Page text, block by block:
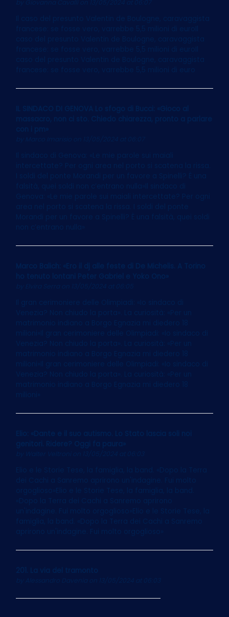
on 13/05/2024 at 06:07
Il caso del presunto Valentin de Boulogne, caravaggista
francese: se fosse vero, varrebbe 5,5 milioni di euroIl
caso del presunto Valentin de Boulogne, caravaggista
francese: se fosse vero, varrebbe 5,5 milioni di euroIl
caso del presunto Valentin de Boulogne, caravaggista
francese: se fosse vero, varrebbe 5,5 milioni di euro
IL SINDACO DI GENOVA Lo sfogo di Bucci: «Gioco al
massacro, non ci sto. Chiedo chiarezza, pronto a parlare
con i pm»
Marco Imarisio on 13/05/2024 at 06:07
Il sindaco di Genova: «Le mie parole sui maiali
intercettate? Per ogni area nel porto si scatena la rissa.
I soldi del ponte Morandi per un favore a Spinelli? È una
falsità, quei soldi non c’entrano nulla»Il sindaco di
Genova: «Le mie parole sui maiali intercettate? Per ogni
area nel porto si scatena la rissa. I soldi del ponte
Morandi per un favore a Spinelli? È una falsità, quei soldi
non c’entrano nulla»
Marco Balich: «Ero il dj alle feste di De Michelis. A Torino
ho tenuto lontani Peter Gabriel e Yoko Ono»
on 13/05/2024 at 06:05
Il gran cerimoniere delle Olimpiadi: «Io sindaco di
Venezia? Non chiudo la porta». La curiosità: «Per un
matrimonio indiano a Borgo Egnazia mi diedero 18
milioni»Il gran cerimoniere delle Olimpiadi: «Io sindaco di
Venezia? Non chiudo la porta». La curiosità: «Per un
matrimonio indiano a Borgo Egnazia mi diedero 18
milioni»Il gran cerimoniere delle Olimpiadi: «Io sindaco di
Venezia? Non chiudo la porta». La curiosità: «Per un
matrimonio indiano a Borgo Egnazia mi diedero 18
Elio: «Dante e il suo autismo. Lo Stato lascia soli noi
genitori. Ridere? Oggi fa paura»
Walter Veltroni on 13/05/2024 at 06:03
Elio e le Storie Tese, la famiglia, la band. «Dopo la Terra
dei Cachi a Sanremo aprirono un'indagine. Fui molto
orgoglioso»Elio e le Storie Tese, la famiglia, la band.
«Dopo la Terra dei Cachi a Sanremo aprirono
un'indagine. Fui molto orgoglioso»Elio e le Storie Tese, la
famiglia, la band. «Dopo la Terra dei Cachi a Sanremo
aprirono un'indagine. Fui molto orgoglioso»
201. La via del tramonto
on 13/05/2024 at 06:03